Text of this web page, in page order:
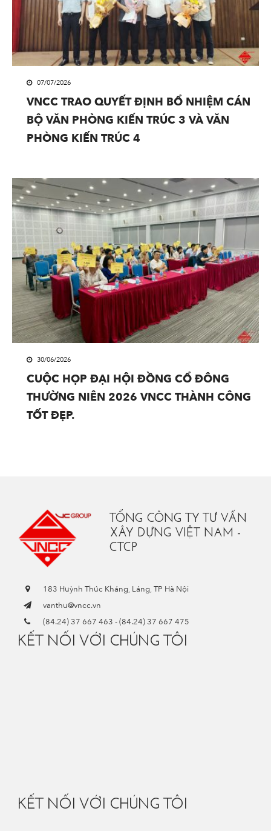
07/07/2026
VNCC TRAO QUYẾT ĐỊNH BỔ NHIỆM CÁN
BỘ VĂN PHÒNG KIẾN TRÚC 3 VÀ VĂN
PHÒNG KIẾN TRÚC 4
30/06/2026
CUỘC HỌP ĐẠI HỘI ĐỒNG CỔ ĐÔNG
THƯỜNG NIÊN 2026 VNCC THÀNH CÔNG
TỐT ĐẸP.
TỔNG CÔNG TY TƯ VẤN
XÂY DỰNG VIỆT NAM -
CTCP
183 Huỳnh Thúc Kháng, Láng, TP Hà Nội
vanthu@vncc.vn
(84.24) 37 667 463 -(84.24) 37 667 475
KẾT NỐI VỚI CHÚNG TÔI
KẾT NỐI VỚI CHÚNG TÔI